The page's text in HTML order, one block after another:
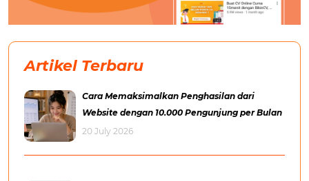
Artikel Terbaru
Cara Memaksimalkan Penghasilan dari
Website dengan 10.000 Pengunjung per Bulan
20 July 2026